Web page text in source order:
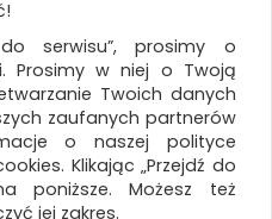
do serwisu”, prosimy o
Prosimy w niej o Twoją
Twoich danych
zaufanych partnerów
o naszej polityce
Klikając „Przejdź do
poniższe. Możesz też
jej zakres.